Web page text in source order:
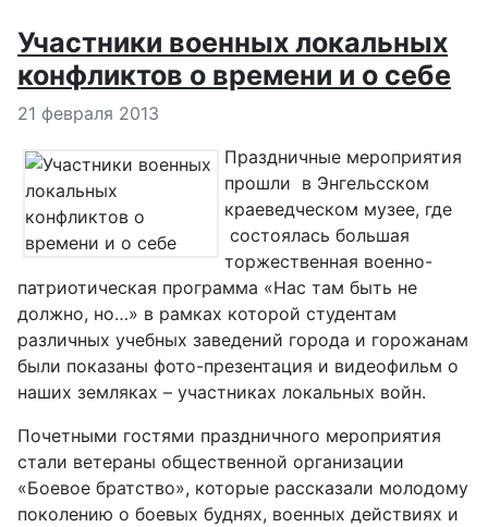
Участники военных локальных
конфликтов о времени и о себе
Информация о материале
21 февраля 2013
Праздничные мероприятия
прошли в Энгельсском
краеведческом музее, где
состоялась большая
торжественная военно-
патриотическая программа «Нас там быть не
должно, но…» в рамках которой студентам
различных учебных заведений города и горожанам
были показаны фото-презентация и видеофильм о
наших земляках – участниках локальных войн.
Почетными гостями праздничного мероприятия
стали ветераны общественной организации
«Боевое братство», которые рассказали молодому
поколению о боевых буднях, военных действиях и